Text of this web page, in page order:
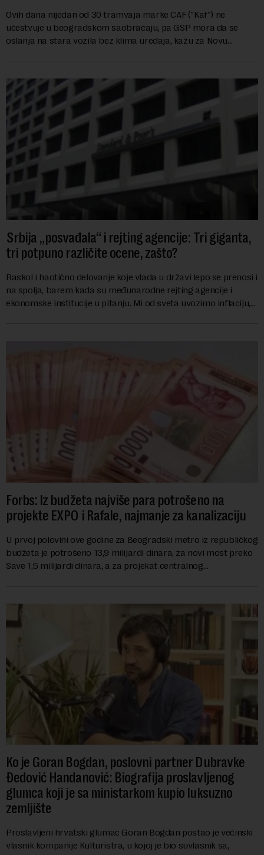
Ovih dana nijedan od 30 tramvaja marke CAF ("Kaf") ne
učestvuje u beogradskom saobraćaju, pa GSP mora da se
oslanja na stara vozila bez klima uređaja, kažu za Novu
Srbija „posvađala“ i rejting agencije: Tri giganta,
tri potpuno različite ocene, zašto?
Raskol i haotično delovanje koje vlada u državi lepo se prenosi i
na spolja, barem kada su međunarodne rejting agencije i
ekonomske institucije u pitanju. Mi od sveta uvozimo inflaciju,
Forbs: Iz budžeta najviše para potrošeno na
projekte EXPO i Rafale, najmanje za kanalizaciju
U prvoj polovini ove godine za Beogradski metro iz republičkog
budžeta je potrošeno 13,9 milijardi dinara, za novi most preko
Save 1,5 milijardi dinara, a za projekat centralnog
Ko je Goran Bogdan, poslovni partner Dubravke
Đedović Handanović: Biografija proslavljenog
glumca koji je sa ministarkom kupio luksuzno
zemljište
Proslavljeni hrvatski glumac Goran Bogdan postao je većinski
vlasnik kompanije Kulturistra, u kojoj je bio suvlasnik sa,